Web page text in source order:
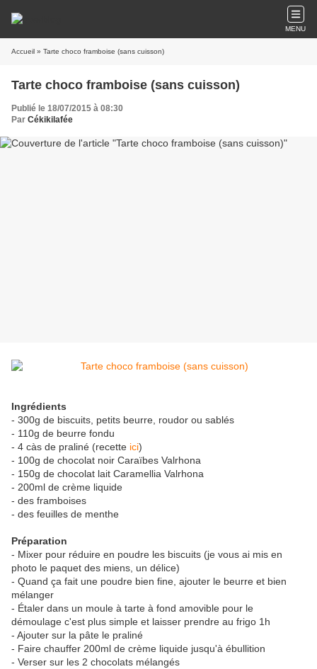
MENU
Accueil » Tarte choco framboise (sans cuisson)
Tarte choco framboise (sans cuisson)
Publié le 18/07/2015 à 08:30
Par Cékikilafée
Ingrédients
- 300g de biscuits, petits beurre, roudor ou sablés
- 110g de beurre fondu
- 4 càs de praliné (recette ici)
- 100g de chocolat noir Caraïbes Valrhona
- 150g de chocolat lait Caramellia Valrhona
- 200ml de crème liquide
- des framboises
- des feuilles de menthe
Préparation
- Mixer pour réduire en poudre les biscuits (je vous ai mis en
photo le paquet des miens, un délice)
- Quand ça fait une poudre bien fine, ajouter le beurre et bien
mélanger
- Étaler dans un moule à tarte à fond amovible pour le
démoulage c'est plus simple et laisser prendre au frigo 1h
- Ajouter sur la pâte le praliné
- Faire chauffer 200ml de crème liquide jusqu'à ébullition
- Verser sur les 2 chocolats mélangés